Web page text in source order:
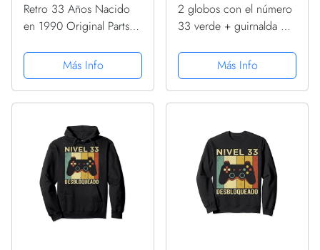
Retro 33 Años Nacido
en 1990 Original Parts
Sudadera con Capucha
Más Info
2 globos con el número
33 verde + guirnalda de
guirnalda verde para 33
cumpleaños, decoración
para hombres y mujeres,
Más Info